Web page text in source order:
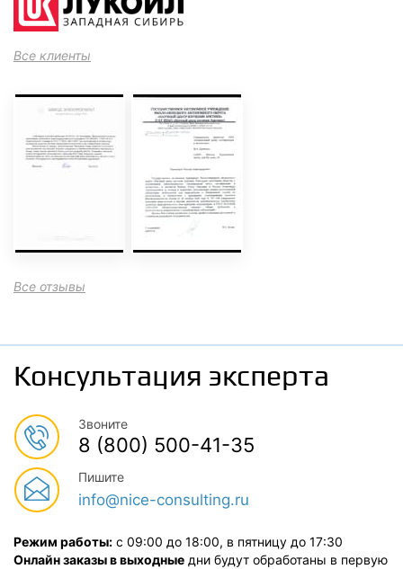
Все клиенты
Все отзывы
Консультация эксперта
Звоните
8 (800) 500-41-35
Пишите
info@nice-consulting.ru
Режим работы: с 09:00 до 18:00, в пятницу до 17:30
Онлайн заказы в выходные дни будут обработаны в первую